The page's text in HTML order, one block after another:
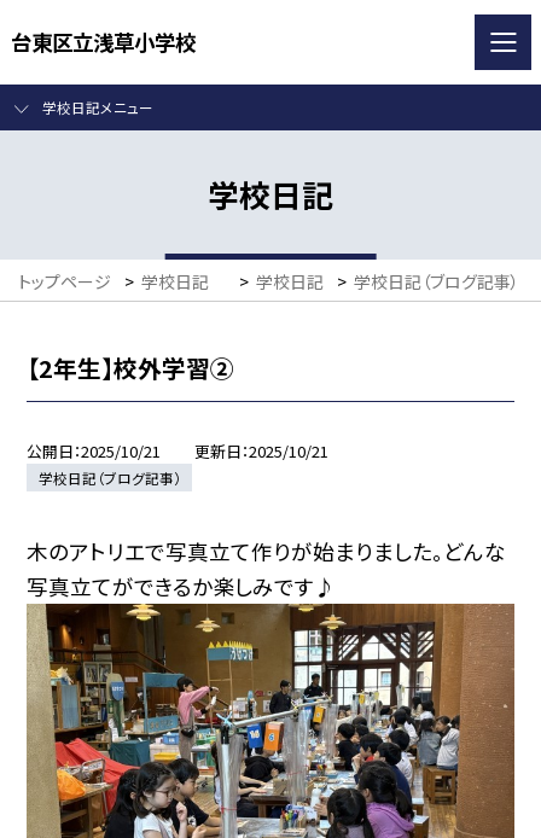
台東区立浅草小学校
学校日記メニュー
学校日記
トップページ > 学校日記 > 学校日記 > 学校日記（ブログ記事）
【2年生】校外学習②
公開日 2025/10/21 更新日 2025/10/21
学校日記（ブログ記事）
木のアトリエで写真立て作りが始まりました。どんな
写真立てができるか楽しみです♪